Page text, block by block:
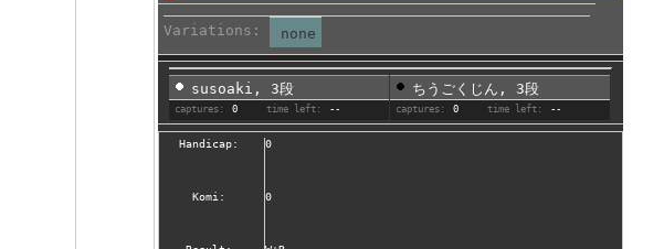
Variations: none
susoaki, 3段
captures: 0 time left: --
ちうごくじん, 3段
captures: 0 time left: --
Handicap: 0
Komi: 0